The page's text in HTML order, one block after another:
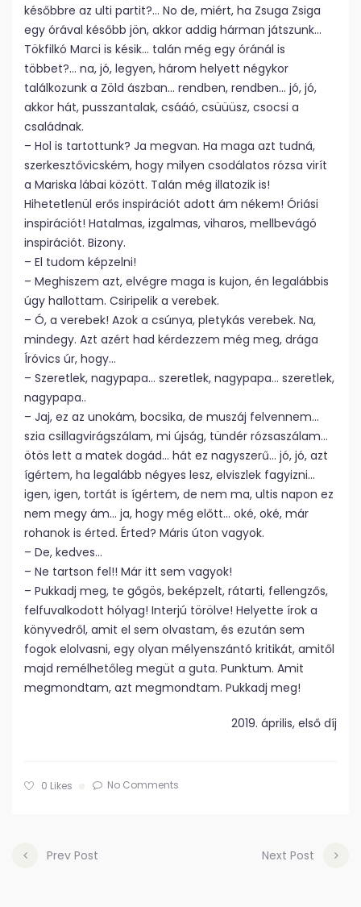
későbbre az ulti partit?… No de, miért, ha Zsuga Zsiga
egy órával később jön, akkor addig hárman játszunk…
Tökfilkó Marci is késik… talán még egy óránál is
többet?… na, jó, legyen, három helyett négykor
találkozunk a Zöld ászban… rendben, rendben… jó, jó,
akkor hát, pusszantalak, csááó, csüüüsz, csocsi a
családnak.
– Hol is tartottunk? Ja megvan. Ha maga azt tudná,
szerkesztővicském, hogy milyen csodálatos rózsa virít
a Mariska lábai között. Talán még illatozik is!
Hihetetlenül erős inspirációt adott ám nékem! Óriási
inspirációt! Hatalmas, izgalmas, viharos, mellbevágó
inspirációt. Bizony.
– El tudom képzelni!
– Meghiszem azt, elvégre maga is kujon, én legalábbis
úgy hallottam. Csiripelik a verebek.
– Ó, a verebek! Azok a csúnya, pletykás verebek. Na,
mindegy. Azt azért had kérdezzem még meg, drága
Íróvics úr, hogy…
– Szeretlek, nagypapa… szeretlek, nagypapa… szeretlek,
nagypapa..
– Jaj, ez az unokám, bocsika, de muszáj felvennem…
szia csillagvirágszálam, mi újság, tündér rózsaszálam…
ötös lett a matek dogád… hát ez nagyszerű… jó, jó, azt
ígértem, ha legalább négyes lesz, elviszlek fagyizni…
igen, igen, tortát is ígértem, de nem ma, ultis napon ez
nem megy ám… ja, hogy még előtt… oké, oké, már
rohanok is érted. Érted? Máris úton vagyok.
– De, kedves…
– Ne tartson fel!! Már itt sem vagyok!
– Pukkadj meg, te gőgös, beképzelt, rátarti, fellengzős,
felfuvalkodott hólyag! Interjú törölve! Helyette írok a
könyvedről, amit el sem olvastam, és ezután sem
fogok elolvasni, egy olyan mélyenszántó kritikát, amitől
majd remélhetőleg megüt a guta. Punktum. Amit
megmondtam, azt megmondtam. Pukkadj meg!
2019. április, első díj
0 Likes No Comments
Prev Post Next Post